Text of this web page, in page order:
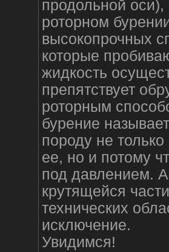
продольной
роторном
высокопрочных
которые
жидкость
препятствует
роторным
бурение
породу не
ее, но и потому
под давлением.
крутящейся
технических
исключение.
Увидимся!